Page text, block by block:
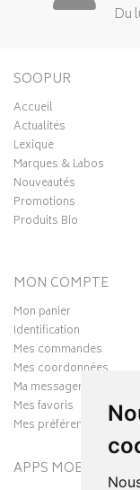
Du
SOOPUR
Accueil
Actualités
Lexique
Marques & Labos
Nouveautés
Promotions
Produits Bio
MON COMPTE
Mon panier
Identification
Mes commandes
Mes coordonnées
Ma messagerie
Mes favoris
Mes préférences
APPS MOBILES